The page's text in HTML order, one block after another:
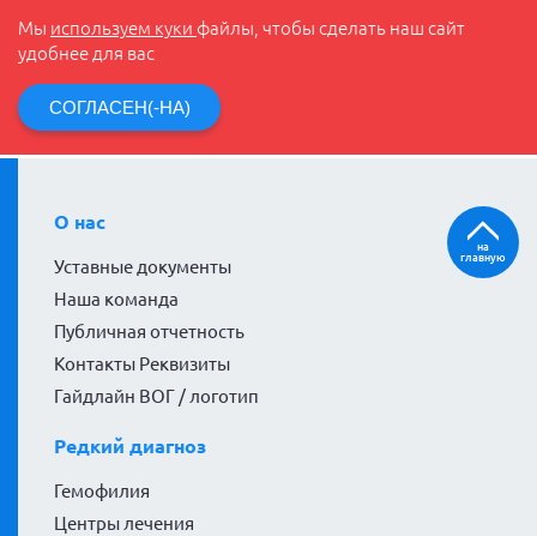
Мы используем куки файлы, чтобы сделать наш сайт
удобнее для вас
СОГЛАСЕН(-НА)
О нас
Уставные документы
Наша команда
Публичная отчетность
Контакты Реквизиты
Гайдлайн ВОГ / логотип
Редкий диагноз
Гемофилия
Центры лечения
на
главную